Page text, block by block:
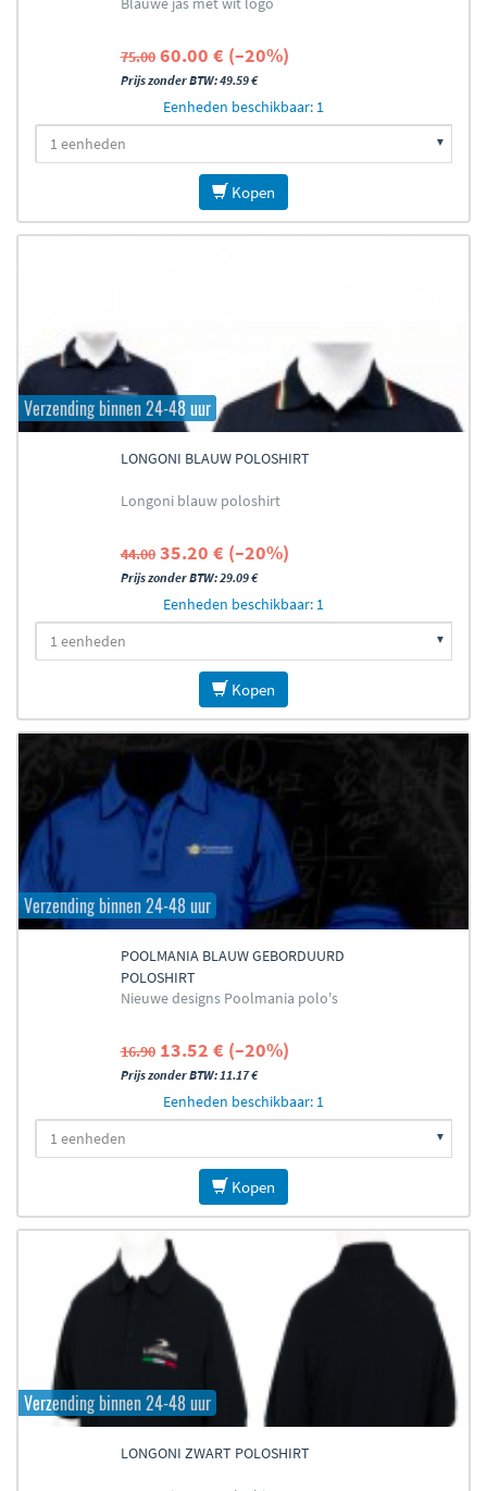
75.00 60.00 € (–20%)
Prijs zonder BTW: 49.59 €
Eenheden beschikbaar: 1
Kopen
Verzending binnen 24-48 uur
LONGONI BLAUW POLOSHIRT
Longoni blauw poloshirt
44.00 35.20 € (–20%)
Prijs zonder BTW: 29.09 €
Eenheden beschikbaar: 1
Kopen
Verzending binnen 24-48 uur
POOLMANIA BLAUW GEBORDUURD
POLOSHIRT
Nieuwe designs Poolmania polo's
16.90 13.52 € (–20%)
Prijs zonder BTW: 11.17 €
Eenheden beschikbaar: 1
Kopen
Verzending binnen 24-48 uur
LONGONI ZWART POLOSHIRT